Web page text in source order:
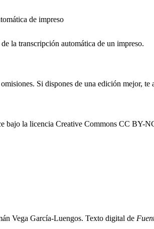
de impreso
la transcripción automática de un impreso.
Si dispones de una edición mejor,
bajo la licencia Creative Commons CC BY-
Vega García-Luengos. Texto digital de